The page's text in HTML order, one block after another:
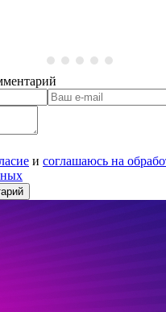
и соглашаюсь на